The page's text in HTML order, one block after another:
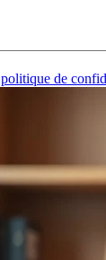
politique de